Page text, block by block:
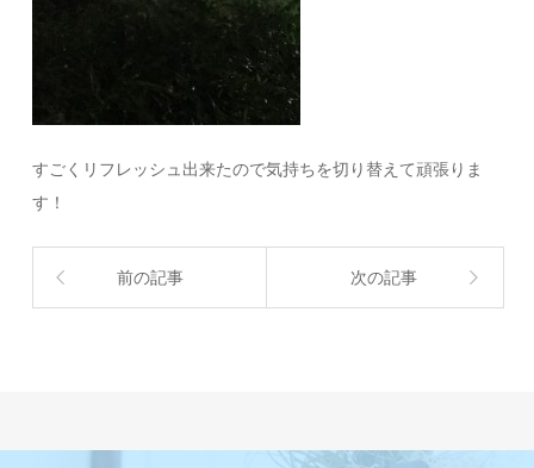
すごくリフレッシュ出来たので気持ちを切り替えて頑張りま
す！
前の記事 次の記事